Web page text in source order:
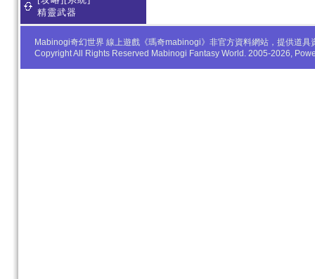
精靈武器
Mabinogi奇幻世界 線上遊戲《瑪奇mabinogi》非官方資料網站，提供道
Copyright All Rights Reserved Mabinogi Fantasy World. 2005-2026,